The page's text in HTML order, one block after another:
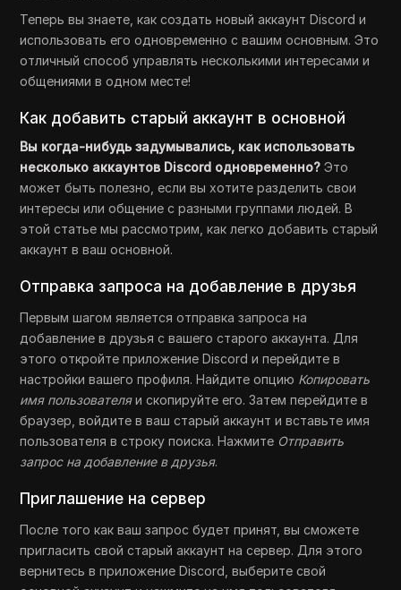
Теперь вы знаете, как создать новый аккаунт Discord и
использовать его одновременно с вашим основным. Это
отличный способ управлять несколькими интересами и
общениями в одном месте!
Как добавить старый аккаунт в основной
Вы когда-нибудь задумывались, как использовать
несколько аккаунтов Discord одновременно? Это
может быть полезно, если вы хотите разделить свои
интересы или общение с разными группами людей. В
этой статье мы рассмотрим, как легко добавить старый
аккаунт в ваш основной.
Отправка запроса на добавление в друзья
Первым шагом является отправка запроса на
добавление в друзья с вашего старого аккаунта. Для
этого откройте приложение Discord и перейдите в
настройки вашего профиля. Найдите опцию Копировать
имя пользователяи скопируйте его. Затем перейдите в
браузер, войдите в ваш старый аккаунт и вставьте имя
пользователя в строку поиска. Нажмите Отправить
запрос на добавление в друзья.
Приглашение на сервер
После того как ваш запрос будет принят, вы сможете
пригласить свой старый аккаунт на сервер. Для этого
вернитесь в приложение Discord, выберите свой